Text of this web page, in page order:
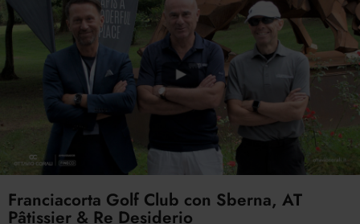
Franciacorta Golf Club con Sberna, AT
Pâtissier & Re Desiderio